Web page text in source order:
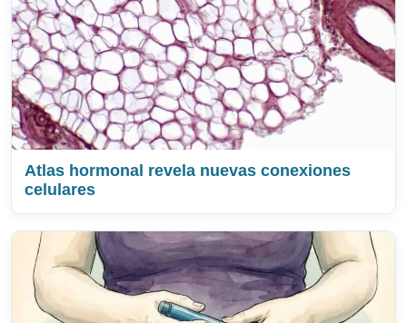
Atlas hormonal revela nuevas conexiones
celulares